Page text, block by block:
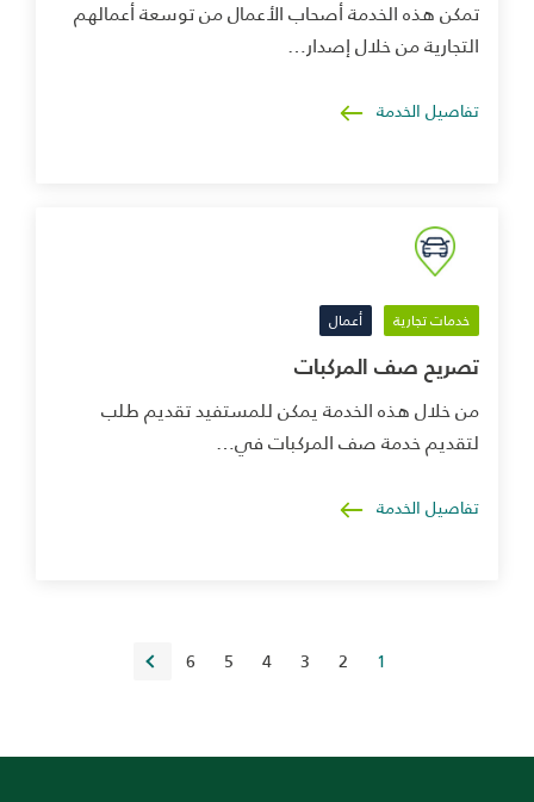
تمكن هذه الخدمة أصحاب الأعمال من توسعة أعمالهم
التجارية من خلال إصدار…
تفاصيل الخدمة
خدمات تجارية أعمال
تصريح صف المركبات
من خلال هذه الخدمة يمكن للمستفيد تقديم طلب
لتقديم خدمة صف المركبات في…
تفاصيل الخدمة
1
2
3
4
5
6
»